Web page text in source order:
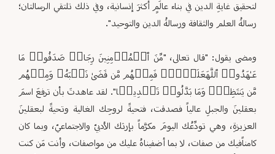
لتحقيق غايةِ الدين في بناء عالَمٍ أكثرَ إنسانية، وفي ذلك تلتقي الرسالتان؛
رسالةُ العلم والثقافة ورسالةُ الدين والتوحيد".
ومضى يقول: "قال تعالى، "مِّنَ ٱلۡمُؤۡمِنِینَ رِجَالࣱ صَدَقُوا۟ مَا
عَـٰهَدُوا۟ ٱللَّهَعَلَیۡهِۖ فَمِنۡهُم مَّن قَضَىٰ نَحۡبَهُۥ وَمِنۡهُم
مَّن یَنتَظِرُۖ وَمَا بَدَّلُوا۟ تَبۡدِیلࣰا". لقد عاهدتَ بأن ترفعَ اسمَ
بعقلينَ والجبلِ عالياً فصدقت، فتحيةً لروحِك الغالية وتحيةً لبعقلينَ
العزيزةِ، وهي تودِّعُك اليومَ مكرَّماً بإرثك الأدبيّ والاجتماعيّ، وبما كان
كامناًفيك من صفات، لا بما أضفيناهُ عليك من مواصفات، وأنت مَن كنت